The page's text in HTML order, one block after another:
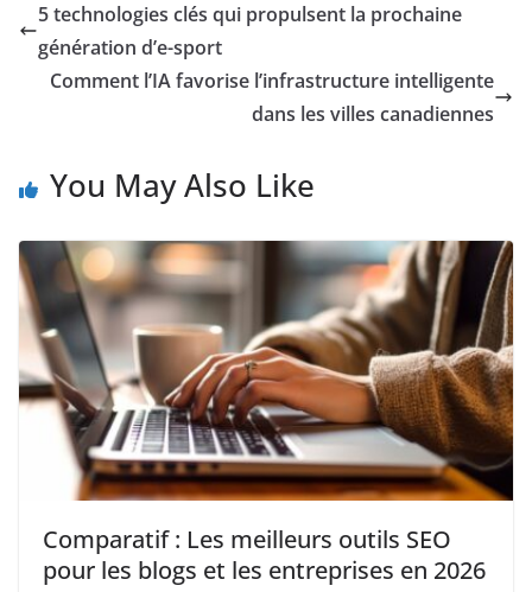
5 technologies clés qui propulsent la prochaine
génération d’e-sport
Comment l’IA favorise l’infrastructure intelligente
dans les villes canadiennes
You May Also Like
Comparatif : Les meilleurs outils SEO
pour les blogs et les entreprises en 2026